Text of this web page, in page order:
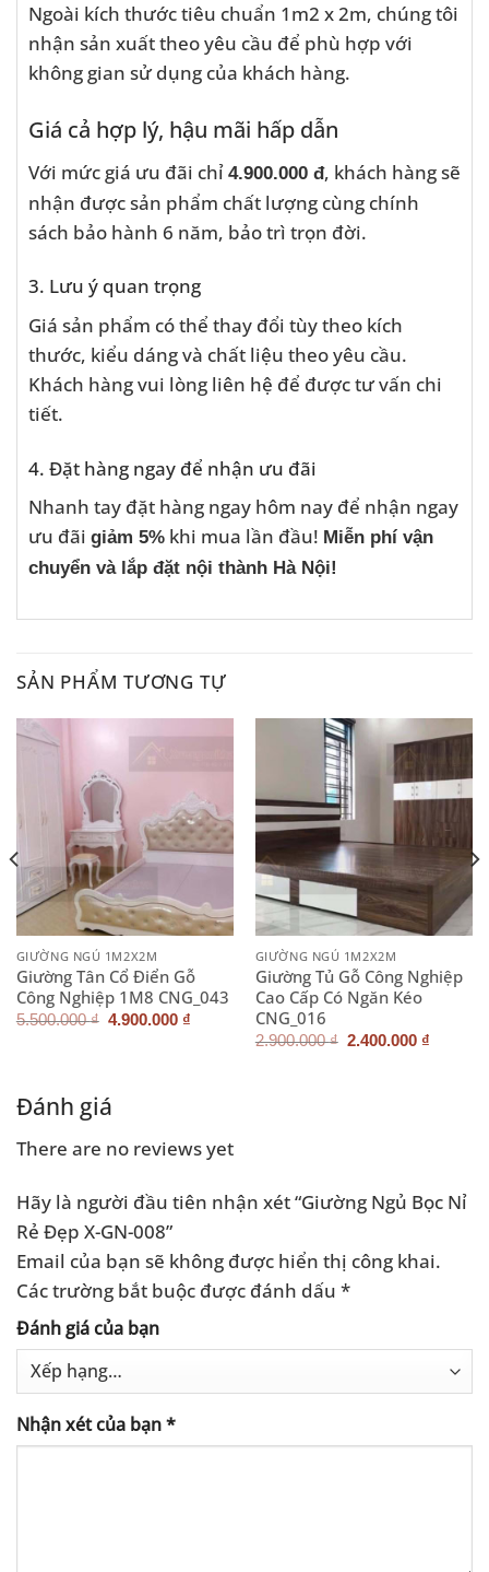
Ngoài kích thước tiêu chuẩn 1m2 x 2m, chúng tôi
nhận sản xuất theo yêu cầu để phù hợp với
không gian sử dụng của khách hàng.
Giá cả hợp lý, hậu mãi hấp dẫn
Với mức giá ưu đãi chỉ 4.900.000 đ, khách hàng sẽ
nhận được sản phẩm chất lượng cùng chính
sách bảo hành 6 năm, bảo trì trọn đời.
3. Lưu ý quan trọng
Giá sản phẩm có thể thay đổi tùy theo kích
thước, kiểu dáng và chất liệu theo yêu cầu.
Khách hàng vui lòng liên hệ để được tư vấn chi
tiết.
4. Đặt hàng ngay để nhận ưu đãi
Nhanh tay đặt hàng ngay hôm nay để nhận ngay
ưu đãi giảm 5% khi mua lần đầu! Miễn phí vận
chuyển và lắp đặt nội thành Hà Nội!
SẢN PHẨM TƯƠNG TỰ
GIƯỜNG NGỦ 1M2X2M
Giường Tân Cổ Điển Gỗ
Công Nghiệp 1M8 CNG_043
5.500.000₫ Giá
4.900.000 ₫
GIƯỜNG NGỦ 1M2X2M
Giường Tủ Gỗ Công Nghiệp
Cao Cấp Có Ngăn Kéo
CNG_016
2.900.000₫ Giá
2.400.000 ₫
Đánh giá
There are no reviews yet
Hãy là người đầu tiên nhận xét “Giường Ngủ Bọc Nỉ
Rẻ Đẹp X-GN-008”
Email của bạn sẽ không được hiển thị công khai.
Các trường bắt buộc được đánh dấu *
Đánh giá của bạn
Nhận xét của bạn*